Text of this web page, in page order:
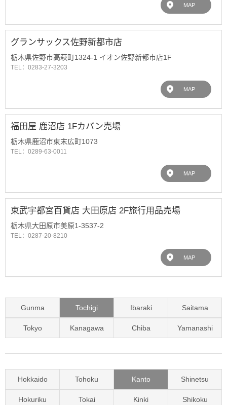
MAP
グランサックス佐野新都市店
栃木県佐野市高萩町1324-1 イオン佐野新都市店1F
TEL：0283-27-3203
MAP
福田屋 鹿沼店 1Fカバン売場
栃木県鹿沼市東末広町1073
TEL：0289-63-0011
MAP
東武宇都宮百貨店 大田原店 2F旅行用品売場
栃木県大田原市美原1-3537-2
TEL：0287-20-8210
MAP
Gunma Tochigi Ibaraki Saitama
Tokyo Kanagawa Chiba Yamanashi
Hokkaido Tohoku Kanto Shinetsu
Hokuriku Tokai Kinki Shikoku